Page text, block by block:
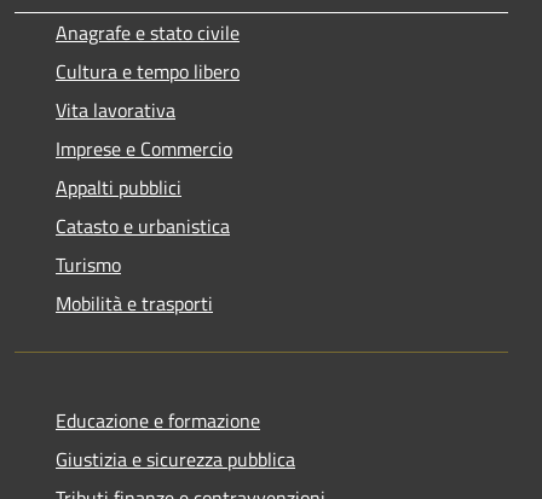
Anagrafe e stato civile
Cultura e tempo libero
Vita lavorativa
Imprese e Commercio
Appalti pubblici
Catasto e urbanistica
Turismo
Mobilità e trasporti
Educazione e formazione
Giustizia e sicurezza pubblica